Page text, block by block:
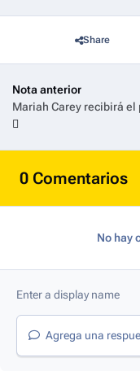
Share
Nota anterior
0 Comentarios
No hay
Agrega una